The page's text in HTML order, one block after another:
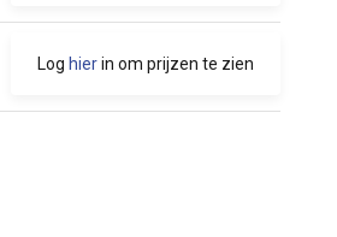
Log hierin om prijzen te zien